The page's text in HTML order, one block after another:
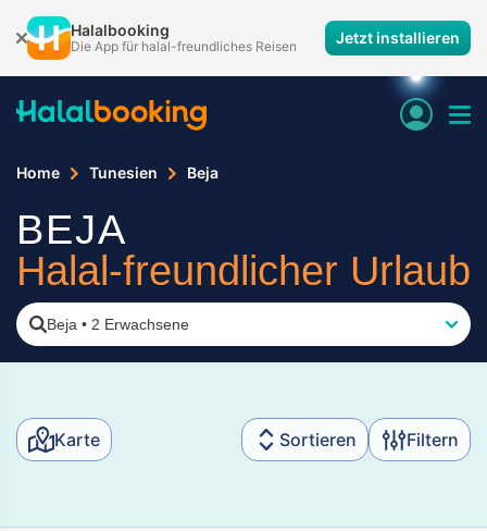
Halalbooking
Die App für halal-freundliches Reisen Jetzt installieren
Home Tunesien Beja
BEJA
Halal-freundlicher Urlaub
Beja • 2 Erwachsene
Karte Sortieren Filtern